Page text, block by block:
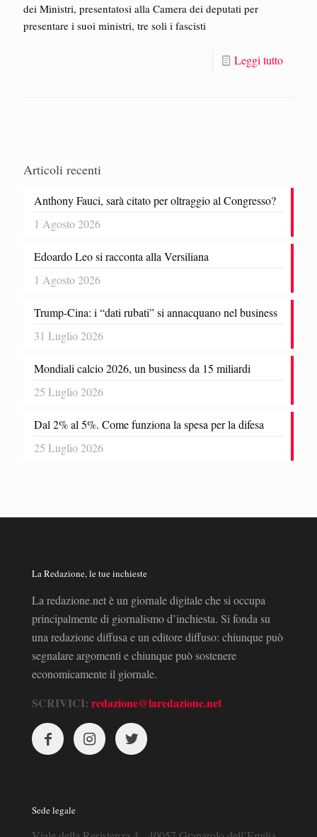
dei Ministri, presentatosi alla Camera dei deputati per
presentare i suoi ministri, tre soli i fascisti
Leggi tutto
Articoli recenti
Anthony Fauci, sarà citato per oltraggio al Congresso?
1 Agosto 2026
Edoardo Leo si racconta alla Versiliana
1 Agosto 2026
Trump-Cina: i “dati rubati” si annacquano nel business
31 Luglio 2026
Mondiali calcio 2026, un business da 15 miliardi
25 Luglio 2026
Dal 2% al 5%. Come funziona la spesa per la difesa
25 Luglio 2026
La Redazione, le tue inchieste
La redazione.net è un giornale digitale che si occupa
principalmente di giornalismo d’inchiesta. Si fonda su
una redazione diffusa e un editore diffuso: chiunque può
segnalare argomenti e chiunque può sostenere
economicamente il giornale.
SCRIVICI: redazione@laredazione.net
Sede legale